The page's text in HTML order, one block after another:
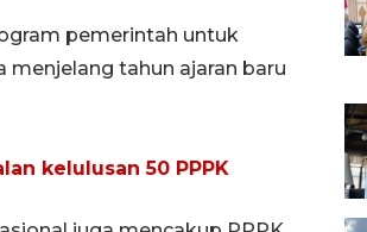
pemerintah untuk
tahun ajaran baru
kelulusan 50 PPPK